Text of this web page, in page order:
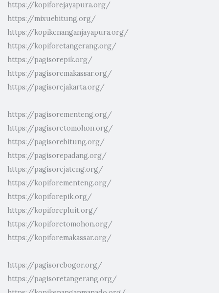
https://kopiforejayapura.org/
https://mixuebitung.org/
https://kopikenanganjayapura.org/
https://kopiforetangerang.org/
https://pagisorepik.org/
https://pagisoremakassar.org/
https://pagisorejakarta.org/
https://pagisorementeng.org/
https://pagisoretomohon.org/
https://pagisorebitung.org/
https://pagisorepadang.org/
https://pagisorejateng.org/
https://kopiforementeng.org/
https://kopiforepik.org/
https://kopiforepluit.org/
https://kopiforetomohon.org/
https://kopiforemakassar.org/
https://pagisorebogor.org/
https://pagisoretangerang.org/